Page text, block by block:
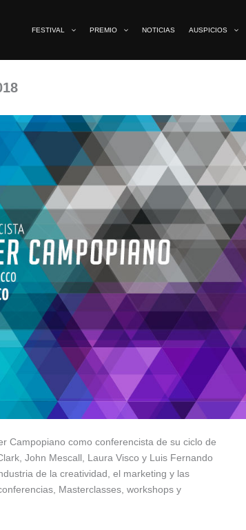
FESTIVAL PREMIO NOTICIAS AUSPICIOS
Campopiano como conferencista de su ciclo de
John Mescall, Laura Visco y Luis Fernando
de la creatividad, el marketing y las
Masterclasses, workshops y